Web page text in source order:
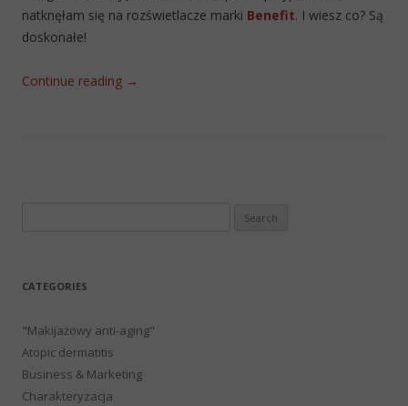
natknęłam się na rozświetlacze marki Benefit. I wiesz co? Są
doskonałe!
Continue reading →
CATEGORIES
"Makijażowy anti-aging"
Atopic dermatitis
Business & Marketing
Charakteryzacja